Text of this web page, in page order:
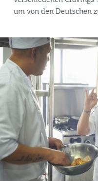
um von den Deutschen